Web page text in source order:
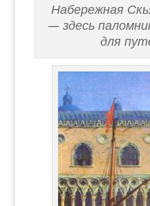
Набережная
— здесь
для